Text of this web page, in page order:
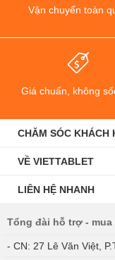
Vận chuyển toàn
Giá chuẩn, không
CHĂM SÓC KHÁCH
VỀ VIETTABLET
LIÊN HỆ NHANH
Tổng đài hỗ trợ - mua
- CN: 27 Lê Văn Việt,